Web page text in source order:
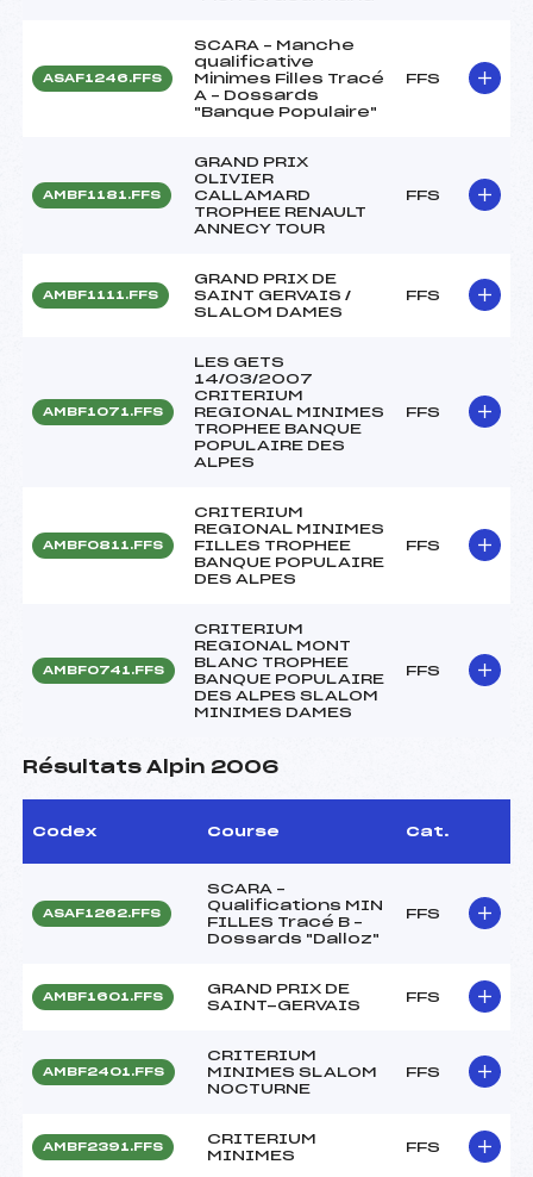
ASAF1246.FFS
SCARA – Manche
qualificative
Minimes Filles Tracé
A – Dossards
"Banque Populaire"
FFS
AMBF1181.FFS
GRAND PRIX
OLIVIER
CALLAMARD
TROPHEE RENAULT
ANNECY TOUR
FFS
AMBF1111.FFS
GRAND PRIX DE
SAINT GERVAIS /
SLALOM DAMES
FFS
AMBF1071.FFS
LES GETS
14/03/2007
CRITERIUM
REGIONAL MINIMES
TROPHEE BANQUE
POPULAIRE DES
ALPES
FFS
AMBF0811.FFS
CRITERIUM
REGIONAL MINIMES
FILLES TROPHEE
BANQUE POPULAIRE
DES ALPES
FFS
AMBF0741.FFS
CRITERIUM
REGIONAL MONT
BLANC TROPHEE
BANQUE POPULAIRE
DES ALPES SLALOM
MINIMES DAMES
FFS
Résultats Alpin 2006
Codex Course Cat.
ASAF1262.FFS
SCARA –
Qualifications MIN
FILLES Tracé B –
Dossards "Dalloz"
FFS
AMBF1601.FFS
GRAND PRIX DE
SAINT-GERVAIS
FFS
AMBF2401.FFS
CRITERIUM
MINIMES SLALOM
NOCTURNE
FFS
AMBF2391.FFS
CRITERIUM
MINIMES
FFS